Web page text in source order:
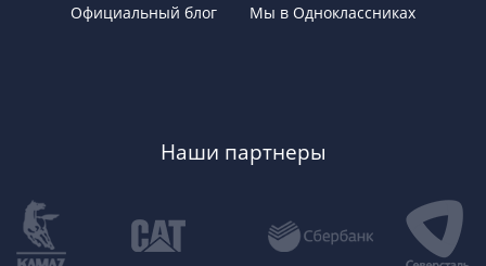
Официальный блог Мы в Одноклассниках
Наши партнеры